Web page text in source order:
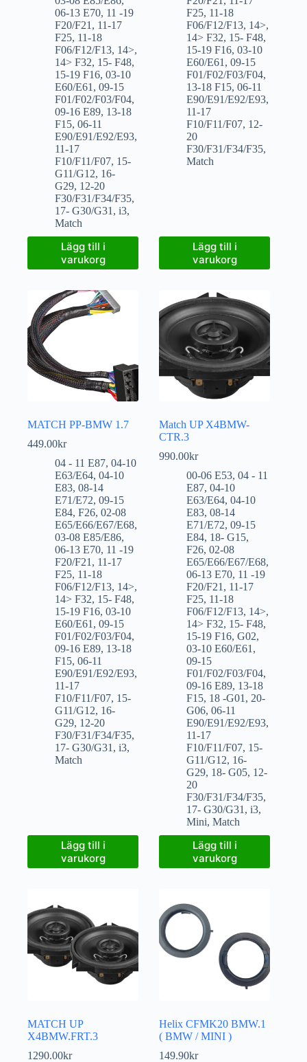
06-13 E70, 11 -19
F20/F21 , 11-17
F25, 11-18
F06/F12/F13, 14>,
14> F32, 15- F48,
15-19 F16, 03-10
E60/E61 , 09-15
F01/F02/F03/F04,
09-16 E89, 13-18
F15, 06-11
E90/E91/E92/E93,
11-17
F10/F11/F07, 15-
G11/G12, 16-
G29, 12-20
F30/F31/F34/F35,
17- G30/G31 , i3,
Match
Lägg till i
varukorg
F25, 11-18
F06/F12/F13, 14>,
14> F32, 15- F48,
15-19 F16,03-10
E60/E61 ,09-15
F01/F02/F03/F04,
13-18 F15,06-11
E90/E91/E92/E93,
11-17
F10/F11/F07, 12-
20
F30/F31/F34/F35,
Match
Lägg till i
varukorg
MATCH PP-BMW 1.7
449.00kr
04 - 11 E87, 04-10
E63/E64, 04-10
E83, 08-14
E71/E72, 09-15
E84, F26, 02-08
E65/E66/E67/E68,
03-08 E85/E86,
06-13 E70, 11 -19
F20/F21, 11-17
F25, 11-18
F06/F12/F13, 14>,
14> F32, 15- F48,
15-19 F16, 03-10
E60/E61, 09-15
F01/F02/F03/F04,
09-16 E89, 13-18
F15, 06-11
E90/E91/E92/E93,
11-17
F10/F11/F07, 15-
G11/G12, 16-
G29, 12-20
F30/F31/F34/F35,
17- G30/G31, i3,
Match
Lägg till i
varukorg
Match UP X4BMW-
CTR.3
990.00kr
00-06 E53,04 - 11
E87,04-10
E63/E64,04-10
E83,08-14
E71/E72,09-15
E84, 18- G15,
F26,02-08
E65/E66/E67/E68,
06-13 E70, 11 -19
F20/F21, 11-17
F25, 11-18
F06/F12/F13, 14>,
14> F32, 15- F48,
15-19 F16,G02,
03-10 E60/E61,
09-15
F01/F02/F03/F04,
09-16 E89, 13-18
F15, 18 -G01,20-
G06,06-11
E90/E91/E92/E93,
11-17
F10/F11/F07, 15-
G11/G12, 16-
G29, 18- G05, 12-
20
F30/F31/F34/F35,
17- G30/G31,i3,
Mini,Match
Lägg till i
varukorg
MATCH UP
X4BMW.FRT.3
1290.00kr
Helix CFMK20 BMW.1
( BMW / MINI )
149.90kr